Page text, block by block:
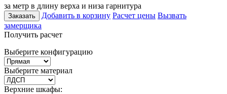
за метр в длину верха и низа гарнитура
Заказать Добавить в корзину Расчет цены Вызвать
замерщика
Получить расчет
Выберите конфигурацию
Выберите материал
Верхние шкафы: